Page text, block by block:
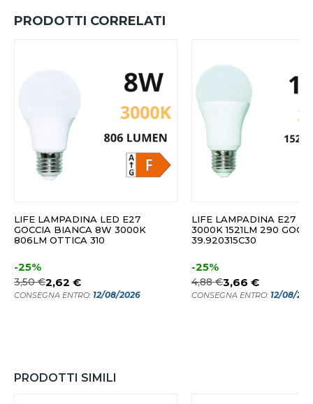
PRODOTTI CORRELATI
LIFE LAMPADINA LED E27
GOCCIA BIANCA 8W 3000K
806LM OTTICA 310
-25%
3,50 €2,62 €
CONSEGNA ENTRO: 12/08/2026
LIFE LAMPADINA E27
3000K 1521LM 290
39.920315C30
-25%
4,88 €3,66 €
CONSEGNA ENTRO: 12/08/
PRODOTTI SIMILI